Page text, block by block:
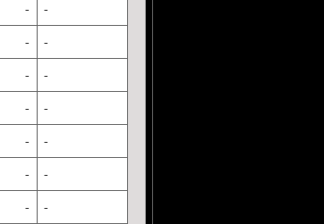
- -
- -
- -
- -
- -
- -
- -